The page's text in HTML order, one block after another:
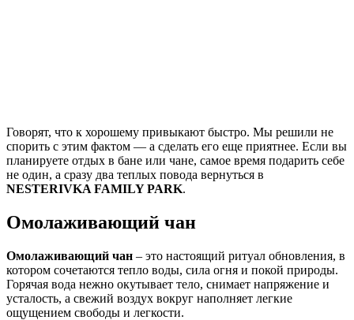
Говорят, что к хорошему привыкают быстро. Мы решили не
спорить с этим фактом — а сделать его еще приятнее. Если вы
планируете отдых в бане или чане, самое время подарить себе
не один, а сразу два теплых повода вернуться в
NESTERIVKA FAMILY PARK.
Омолаживающий чан
Омолаживающий чан – это настоящий ритуал обновления, в
котором сочетаются тепло воды, сила огня и покой природы.
Горячая вода нежно окутывает тело, снимает напряжение и
усталость, а свежий воздух вокруг наполняет легкие
ощущением свободы и легкости.